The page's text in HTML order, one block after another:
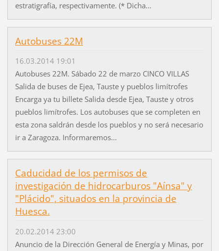
estratigrafía, respectivamente. (* Dicha...
Autobuses 22M
16.03.2014 19:01
Autobuses 22M. Sábado 22 de marzo CINCO VILLAS
Salida de buses de Ejea, Tauste y pueblos limítrofes
Encarga ya tu billete Salida desde Ejea, Tauste y otros
pueblos limítrofes. Los autobuses que se completen en
esta zona saldrán desde los pueblos y no será necesario
ir a Zaragoza. Informaremos...
Caducidad de los permisos de
investigación de hidrocarburos "Aínsa" y
"Plácido", situados en la provincia de
Huesca.
20.02.2014 23:00
Anuncio de la Dirección General de Energía y Minas, por